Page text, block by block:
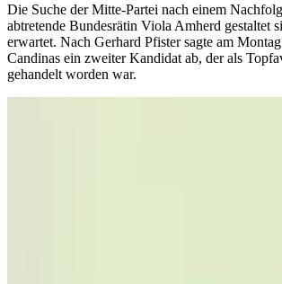
Die Suche der Mitte-Partei nach einem
abtretende Bundesrätin Viola Amherd gestaltet
erwartet. Nach Gerhard Pfister sagte am
Candinas ein zweiter Kandidat ab, der als
gehandelt worden war.